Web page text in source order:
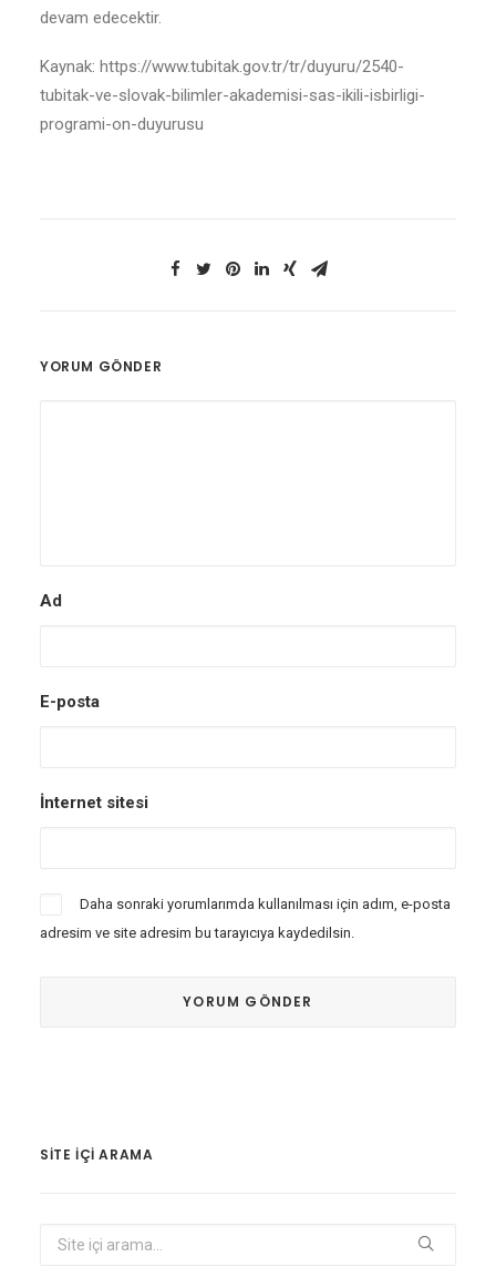
devam edecektir.
Kaynak: https://www.tubitak.gov.tr/tr/duyuru/2540-
tubitak-ve-slovak-bilimler-akademisi-sas-ikili-isbirligi-
programi-on-duyurusu
YORUM GÖNDER
Ad
E-posta
İnternet sitesi
Daha sonraki yorumlarımda kullanılması için adım, e-posta
adresim ve site adresim bu tarayıcıya kaydedilsin.
SITE IÇI ARAMA